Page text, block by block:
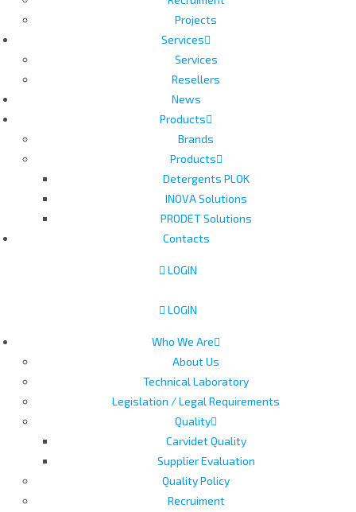
Projects
Services
Services
Resellers
News
Products
Brands
Products
Detergents PLOK
INOVA Solutions
PRODET Solutions
Contacts
LOGIN
LOGIN
Who We Are
About Us
Technical Laboratory
Legislation / Legal Requirements
Quality
Carvidet Quality
Supplier Evaluation
Quality Policy
Recruiment